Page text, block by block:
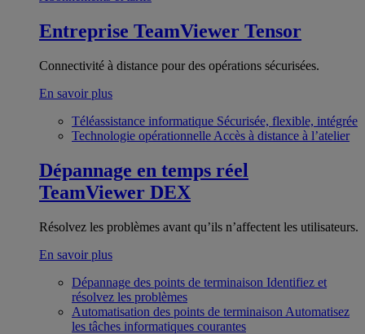
Entreprise TeamViewer Tensor
Connectivité à distance pour des opérations sécurisées.
En savoir plus
Téléassistance informatique Sécurisée, flexible, intégrée
Technologie opérationnelle Accès à distance à l’atelier
Dépannage en temps réel
TeamViewer DEX
Résolvez les problèmes avant qu’ils n’affectent les utilisateurs.
En savoir plus
Dépannage des points de terminaison Identifiez et
résolvez les problèmes
Automatisation des points de terminaison Automatisez
les tâches informatiques courantes